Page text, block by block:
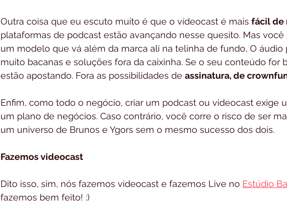
Outra coisa que eu escuto muito é que o vídeocast é mais fácil de
plataformas de podcast estão avançando nesse quesito. Mas
um modelo que vá além da marca ali na telinha de fundo, O áudio
muito bacanas e soluções fora da caixinha. Se o seu conteúdo for
estão apostando. Fora as possibilidades de assinatura, de
Enfim, como todo o negócio, criar um podcast ou videocast exige
um plano de negócios. Caso contrário, você corre o risco de ser
um universo de Brunos e Ygors sem o mesmo sucesso dos dois.
Fazemos videocast
Dito isso, sim, nós fazemos videocast e fazemos Live no Estúdio
fazemos bem feito! :)